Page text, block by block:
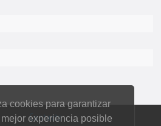
cookies para garantizar
experiencia posible
Contacto